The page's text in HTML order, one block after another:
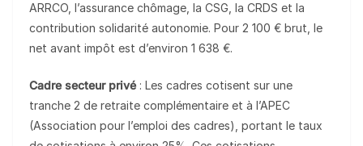
ARRCO, l’assurance chômage, la CSG, la CRDS et la
contribution solidarité autonomie. Pour 2 100 € brut, le
net avant impôt est d’environ 1 638 €.
Cadre secteur privé: Les cadres cotisent sur une
tranche 2 de retraite complémentaire et à l’APEC
(Association pour l’emploi des cadres), portant le taux